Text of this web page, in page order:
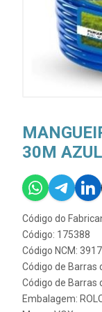
30M
Código do
Código: 175388
Código NCM:
Código de Barras
Código de Barras
Embalagem: